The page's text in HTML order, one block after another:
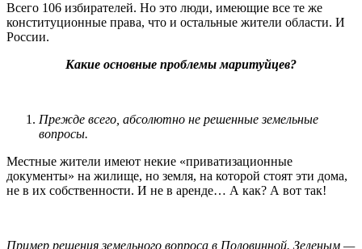
Всего 106 избирателей. Но это люди, имеющие все те же
конституционные права, что и остальные жители области. И
России.
Какие основные проблемы маритуйцев?
Прежде всего, абсолютно не решенные земельные
вопросы.
Местные жители имеют некие «приватизационные
документы» на жилище, но земля, на которой стоят эти дома,
не в их собственности. И не в аренде… А как? А вот так!
Пример решения земельного вопроса в Половинной. Зеленым —